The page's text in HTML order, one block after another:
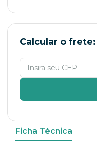
Calcular o frete:
Ficha Técnica